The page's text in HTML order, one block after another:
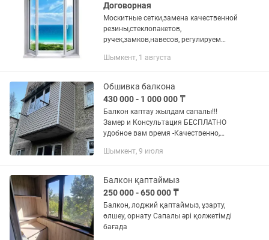
Договорная
Москитные сетки,замена качественной
резины,стеклопакетов,
ручек,замков,навесов, регулируем
монтаж демонтаж пластиковых
вашему дому!
Шымкент, 1 августа
Обшивка балкона
430 000 - 1 000 000 ₸
Балкон каптау жылдам сапалы!!!
Замер и Консультация БЕСПЛАТНО
удобное вам время -Качественно,
3дня -Балкон любой сложности под
Шымкент, 9 июля
Балкон қаптаймыз
250 000 - 650 000 ₸
Балкон, лоджий қаптаймыз, ұзарту,
өлшеу, орнату Сапалы әрі қолжетімді
бағада